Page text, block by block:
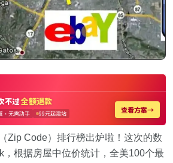
Zip Code）排行榜出炉啦！这次的数
，根据房屋中位价统计，全美100个最